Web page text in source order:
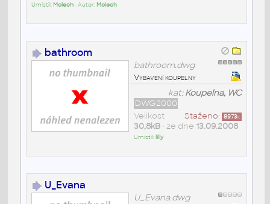
Umístil: Molech• Autor: Molech
bathroom
bathroom.dwg
Vybavení koupelny
kat:Koupelna, WC
DWG2000
Staženo: 8973x
Velikost
30,8kB• ze dne 13.09.2008
Umístil: lilly
U_Evana
U_Evana.dwg